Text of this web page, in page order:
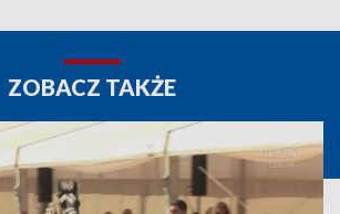
ZOBACZ TAKŻE